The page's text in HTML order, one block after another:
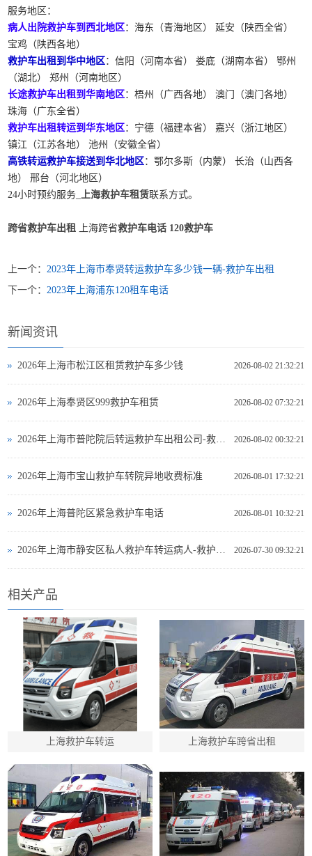
服务地区：
病人出院救护车到西北地区 ：海东（青海地区） 延安（陕西全省）
宝鸡（陕西各地）
救护车出租到华中地区 ：信阳（河南本省） 娄底（湖南本省） 鄂州
（湖北） 郑州（河南地区）
长途救护车出租到华南地区 ：梧州（广西各地） 澳门（澳门各地）
珠海（广东全省）
救护车出租转运到华东地区 ：宁德（福建本省） 嘉兴（浙江地区）
镇江（江苏各地） 池州（安徽全省）
高铁转运救护车接送到华北地区 ：鄂尔多斯（内蒙） 长治（山西各
地） 邢台（河北地区）
24小时预约服务_
上海救护车租赁联系方式。
跨省救护车出租 上海跨省救护车电话 120救护车
上一个： 2023年上海市奉贤转运救护车多少钱一辆-救护车出租
下一个： 2023年上海浦东120租车电话
新闻资讯
2026-08-02 21:32:21
2026年上海市松江区租赁救护车多少钱
2026-08-02 07:32:21
2026年上海奉贤区999救护车租赁
2026-08-02 00:32:21
2026-08-01 17:32:21
2026年上海市宝山救护车转院异地收费标准
2026-08-01 10:32:21
2026年上海普陀区紧急救护车电话
2026-07-30 09:32:21
相关产品
上海救护车转运 上海救护车跨省出租